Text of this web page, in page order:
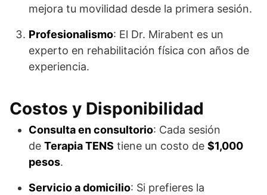
mejora tu movilidad desde la primera sesión.
Profesionalismo: El Dr. Mirabent es un
experto en rehabilitación física con años de
experiencia.
Costos y Disponibilidad
Consulta en consultorio: Cada sesión
de Terapia TENS tiene un costo de $1,000
pesos.
Servicio a domicilio: Si prefieres la